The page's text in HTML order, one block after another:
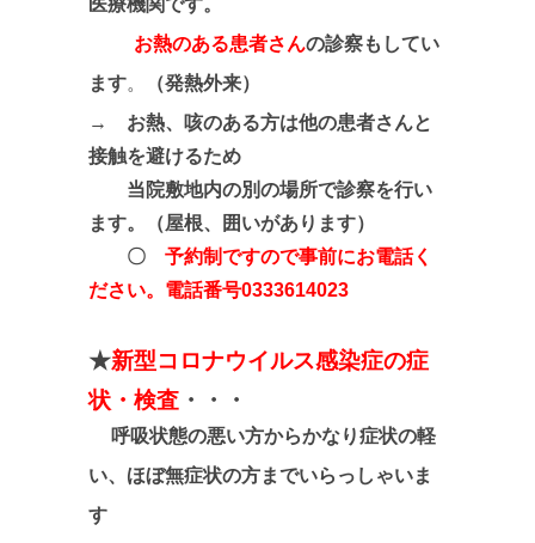
医療機関です。
お熱のある患者さんの診察もしてい
ます。
（発熱外来）
→
お熱、咳のある方は他の患者さんと
接触を避けるため
当院敷地内の別の場所で診察を行い
ます。（屋根、囲いがあります）
〇 予約制ですので事前にお電話く
ださい。電話番号0333614023
★新型コロナウイルス感染症の症
状・検査 ・・・
呼吸状態の悪い方からかなり症状の軽
い、ほぼ無症状の方までいらっしゃいま
す